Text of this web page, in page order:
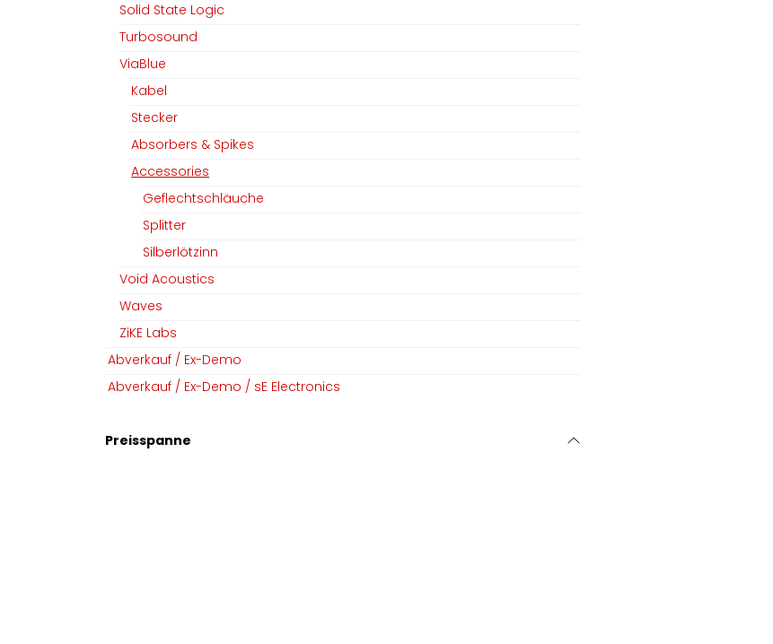
Solid State Logic
Turbosound
ViaBlue
Kabel
Stecker
Absorbers & Spikes
Accessories
Geflechtschläuche
Splitter
Silberlötzinn
Void Acoustics
Waves
ZiKE Labs
Abverkauf / Ex-Demo
Abverkauf / Ex-Demo / sE Electronics
Preisspanne
MGM Audio AG
Datenschutz
AGB​​
Impressum